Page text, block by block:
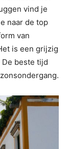
vind je
naar de top
van
is een grijzig
beste tijd